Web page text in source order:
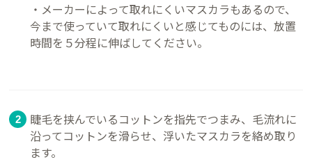
・メーカーによって取れにくいマスカラもあるので、
今まで使っていて取れにくいと感じてものには、放置
時間を５分程に伸ばしてください。
睫毛を挟んでいるコットンを指先でつまみ、毛流れに
沿ってコットンを滑らせ、浮いたマスカラを絡め取り
ます。